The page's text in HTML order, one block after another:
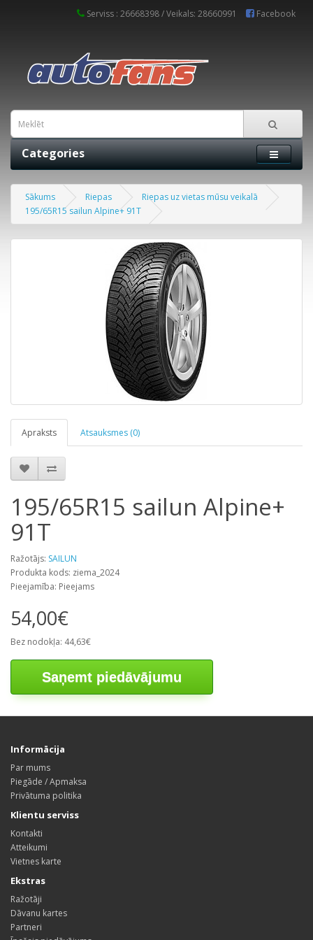
Serviss : 26668398 / Veikals: 28660991 Facebook
Categories
Sākums Riepas
Riepas uz vietas mūsu veikalā
195/65R15 sailun Alpine+ 91T
Apraksts Atsauksmes (0)
195/65R15 sailun Alpine+
91T
Ražotājs: SAILUN
Produkta kods: ziema_2024
Pieejamība: Pieejams
54,00€
Bez nodokļa: 44,63€
Saņemt piedāvājumu
Informācija
Par mums
Piegāde / Apmaksa
Privātuma politika
Klientu serviss
Kontakti
Atteikumi
Vietnes karte
Ekstras
Ražotāji
Dāvanu kartes
Partneri